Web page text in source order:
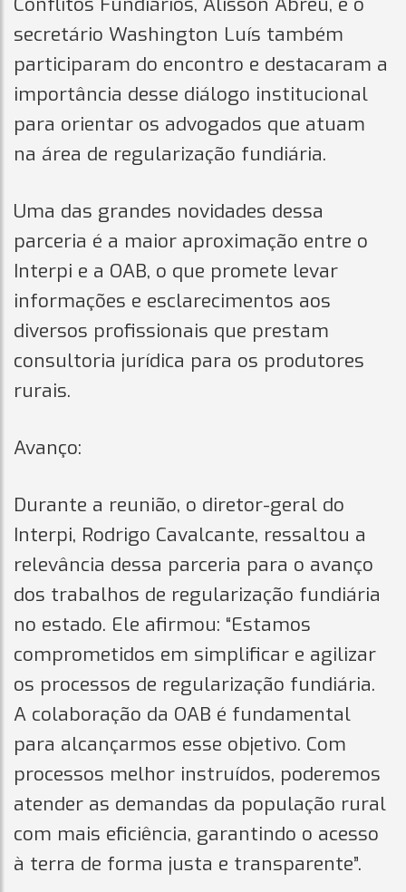
secretário Washington Luís também
participaram do encontro e destacaram a
importância desse diálogo institucional
para orientar os advogados que atuam
na área de regularização fundiária.
Uma das grandes novidades dessa
parceria é a maior aproximação entre o
Interpi e a OAB, o que promete levar
informações e esclarecimentos aos
diversos profissionais que prestam
consultoria jurídica para os produtores
rurais.
Avanço:
Durante a reunião, o diretor-geral do
Interpi, Rodrigo Cavalcante, ressaltou a
relevância dessa parceria para o avanço
dos trabalhos de regularização fundiária
no estado. Ele afirmou: “Estamos
comprometidos em simplificar e agilizar
os processos de regularização fundiária.
A colaboração da OAB é fundamental
para alcançarmos esse objetivo. Com
processos melhor instruídos, poderemos
atender as demandas da população rural
com mais eficiência, garantindo o acesso
à terra de forma justa e transparente”.